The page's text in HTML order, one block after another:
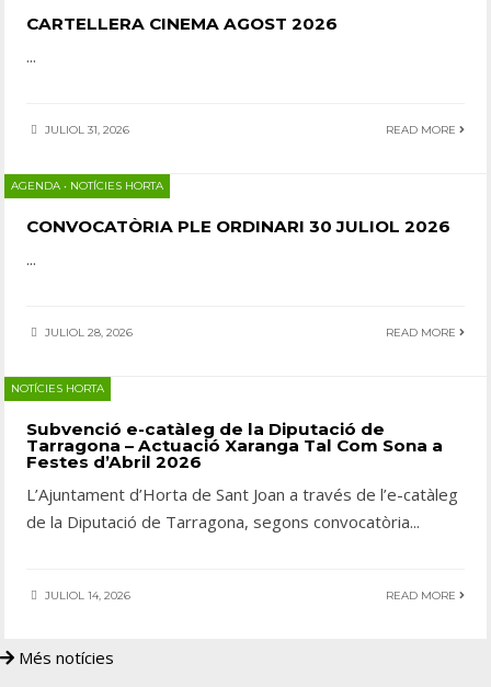
CARTELLERA CINEMA AGOST 2026
...
JULIOL 31, 2026 READ MORE
AGENDA • NOTÍCIES HORTA
CONVOCATÒRIA PLE ORDINARI 30 JULIOL 2026
...
JULIOL 28, 2026 READ MORE
NOTÍCIES HORTA
Subvenció e-catàleg de la Diputació de
Tarragona – Actuació Xaranga Tal Com Sona a
Festes d’Abril 2026
L’Ajuntament d’Horta de Sant Joan a través de l’e-catàleg
de la Diputació de Tarragona, segons convocatòria...
JULIOL 14, 2026 READ MORE
Més notícies